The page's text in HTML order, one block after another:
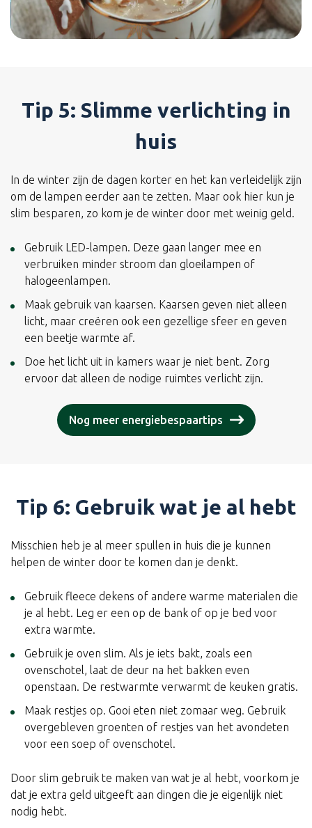
Tip 5: Slimme verlichting in
huis
In de winter zijn de dagen korter en het kan verleidelijk zijn
om de lampen eerder aan te zetten. Maar ook hier kun je
slim besparen, zo kom je de winter door met weinig geld.
Gebruik LED-lampen. Deze gaan langer mee en
verbruiken minder stroom dan gloeilampen of
halogeenlampen.
Maak gebruik van kaarsen. Kaarsen geven niet alleen
licht, maar creëren ook een gezellige sfeer en geven
een beetje warmte af.
Doe het licht uit in kamers waar je niet bent. Zorg
ervoor dat alleen de nodige ruimtes verlicht zijn.
Nog meer energiebespaartips
Tip 6: Gebruik wat je al hebt
Misschien heb je al meer spullen in huis die je kunnen
helpen de winter door te komen dan je denkt.
Gebruik fleece dekens of andere warme materialen die
je al hebt. Leg er een op de bank of op je bed voor
extra warmte.
Gebruik je oven slim. Als je iets bakt, zoals een
ovenschotel, laat de deur na het bakken even
openstaan. De restwarmte verwarmt de keuken gratis.
Maak restjes op. Gooi eten niet zomaar weg. Gebruik
overgebleven groenten of restjes van het avondeten
voor een soep of ovenschotel.
Door slim gebruik te maken van wat je al hebt, voorkom je
dat je extra geld uitgeeft aan dingen die je eigenlijk niet
nodig hebt.